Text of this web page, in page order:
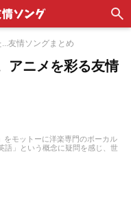
友情ソングまとめ
アニメを彩る友情
をモットーに洋楽専門のボーカル
語」という概念に疑問を感じ、世